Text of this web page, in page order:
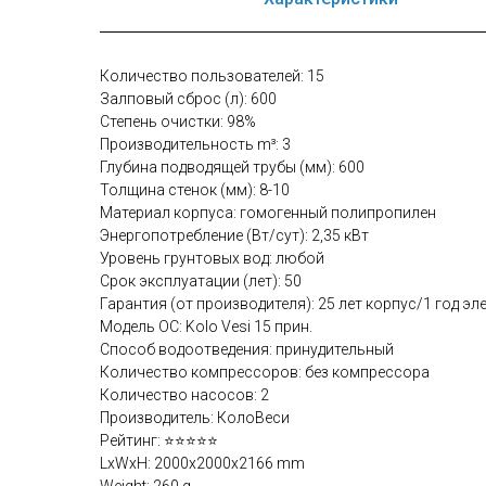
Количество пользователей: 15
Залповый сброс (л): 600
Степень очистки: 98%
Производительность m³: 3
Глубина подводящей трубы (мм): 600
Толщина стенок (мм): 8-10
Материал корпуса: гомогенный полипропилен
Энергопотребление (Вт/сут): 2,35 кВт
Уровень грунтовых вод: любой
Срок эксплуатации (лет): 50
Гарантия (от производителя): 25 лет корпус/1 год
Модель ОС: Kolo Vesi 15 прин.
Способ водоотведения: принудительный
Количество компрессоров: без компрессора
Количество насосов: 2
Производитель: КолоВеси
Рейтинг: ⭐⭐⭐⭐⭐
LxWxH: 2000x2000x2166 mm